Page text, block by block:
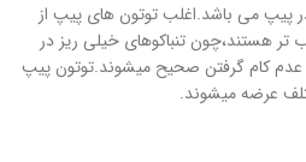
پیپ می باشد.اغلب توتون های پیپ از
تر هستند،چون تنباکوهای خیلی ریز در
کام گرفتن صحیح میشوند.توتون پیپ
عرضه میشوند.